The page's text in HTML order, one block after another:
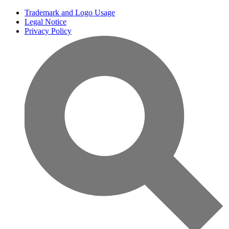
Trademark and Logo Usage
Legal Notice
Privacy Policy